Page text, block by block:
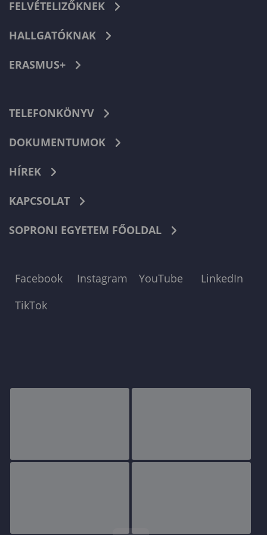
FELVÉTELIZŐKNEK
HALLGATÓKNAK
ERASMUS+
TELEFONKÖNYV
DOKUMENTUMOK
HÍREK
KAPCSOLAT
SOPRONI EGYETEM FŐOLDAL
Facebook Instagram YouTube
LinkedIn
TikTok